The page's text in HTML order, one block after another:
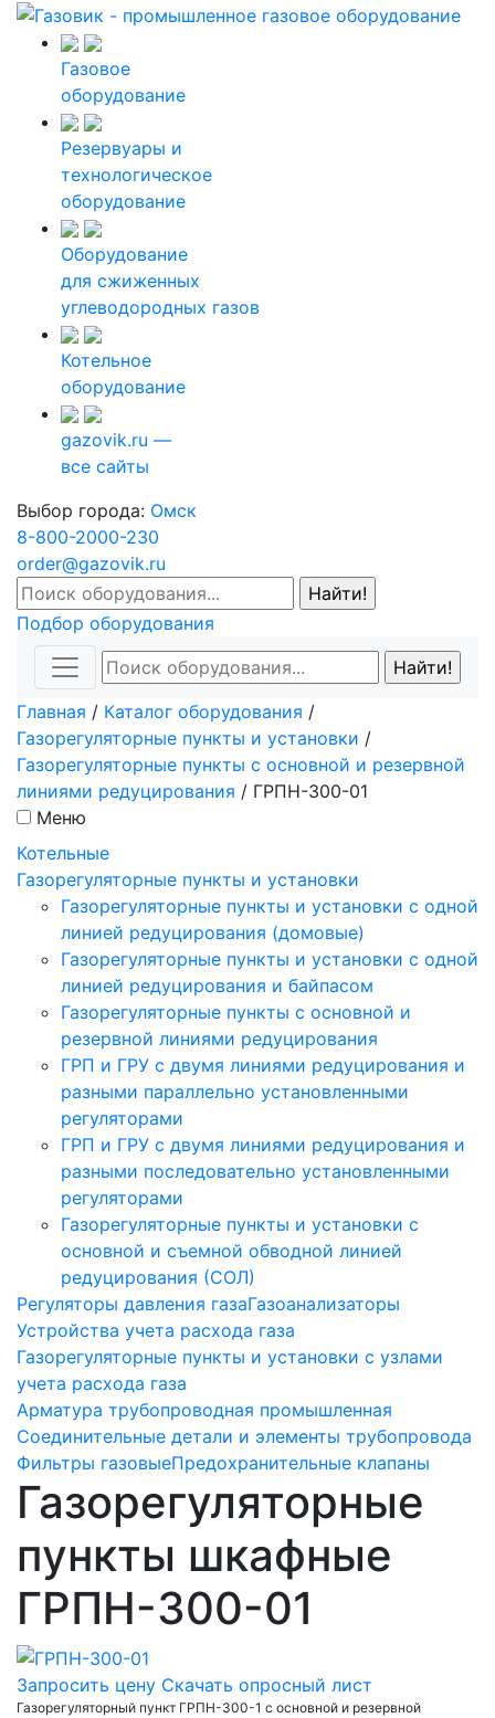
Газовое
оборудование
Резервуары и
технологическое
оборудование
Оборудование
для сжиженных
углеводородных газов
Котельное
оборудование
gazovik.ru —
все сайты
Выбор города: Омск
8-800-2000-230
order@gazovik.ru
Подбор оборудования
Главная / Каталог оборудования /
Газорегуляторные пункты и установки /
Газорегуляторные пункты с основной и резервной
линиями редуцирования / ГРПН-300-01
Меню
Котельные
Газорегуляторные пункты и установки
Газорегуляторные пункты и установки с одной
линией редуцирования (домовые)
Газорегуляторные пункты и установки с одной
линией редуцирования и байпасом
Газорегуляторные пункты с основной и
резервной линиями редуцирования
ГРП и ГРУ с двумя линиями редуцирования и
разными параллельно установленными
регуляторами
ГРП и ГРУ с двумя линиями редуцирования и
разными последовательно установленными
регуляторами
Газорегуляторные пункты и установки с
основной и съемной обводной линией
редуцирования (СОЛ)
Регуляторы давления газаГазоанализаторы
Устройства учета расхода газа
Газорегуляторные пункты и установки с узлами
учета расхода газа
Арматура трубопроводная промышленная
Соединительные детали и элементы трубопровода
Фильтры газовыеПредохранительные клапаны
Газорегуляторные
пункты шкафные
ГРПН-300-01
Запросить цену Скачать опросный лист
Газорегуляторный пункт ГРПН-300-1 с основной и резервной